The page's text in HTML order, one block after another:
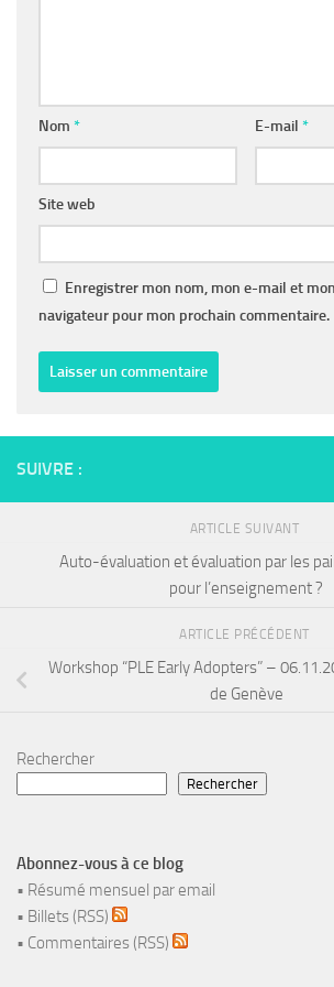
Nom * E-mail *
Site web
Enregistrer mon nom, mon e-mail et
navigateur pour mon prochain commentaire.
SUIVRE :
ARTICLE SUIVANT
Auto-évaluation et évaluation par les
pour l’enseignement ?
ARTICLE PRÉCÉDENT
Workshop “PLE Early Adopters” –
de Genève
Rechercher
Rechercher
Abonnez-vous à ce blog
• Résumé mensuel par email
• Billets (RSS)
• Commentaires (RSS)